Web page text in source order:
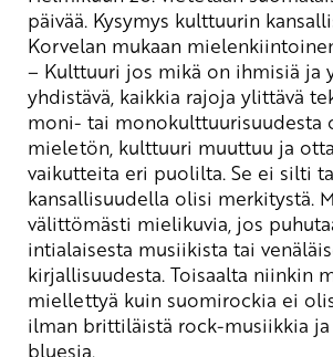
päivää. Kysymys kulttuurin
Korvelan mukaan
– Kulttuuri jos mikä on ihmisiä ja
yhdistävä, kaikkia rajoja ylittävä
moni- tai monokulttuurisuudesta
mieletön, kulttuuri muuttuu ja
vaikutteita eri puolilta. Se ei silti
kansallisuudella olisi merkitystä.
välittömästi mielikuvia, jos
intialaisesta musiikista tai
kirjallisuudesta. Toisaalta niinkin
miellettyä kuin suomirockia ei
ilman brittiläistä rock-musiikkia
bluesia.